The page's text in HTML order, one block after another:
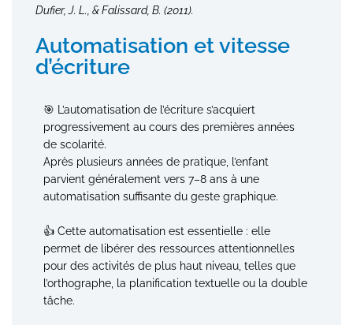
Dufier, J. L., & Falissard, B. (2011).
Automatisation et vitesse
d’écriture
🎯 L’automatisation de l’écriture s’acquiert
progressivement au cours des premières années
de scolarité.
Après plusieurs années de pratique, l’enfant
parvient généralement vers 7–8 ans à une
automatisation suffisante du geste graphique.
👍 Cette automatisation est essentielle : elle
permet de libérer des ressources attentionnelles
pour des activités de plus haut niveau, telles que
l’orthographe, la planification textuelle ou la double
tâche.